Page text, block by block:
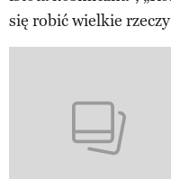
się robić wielkie